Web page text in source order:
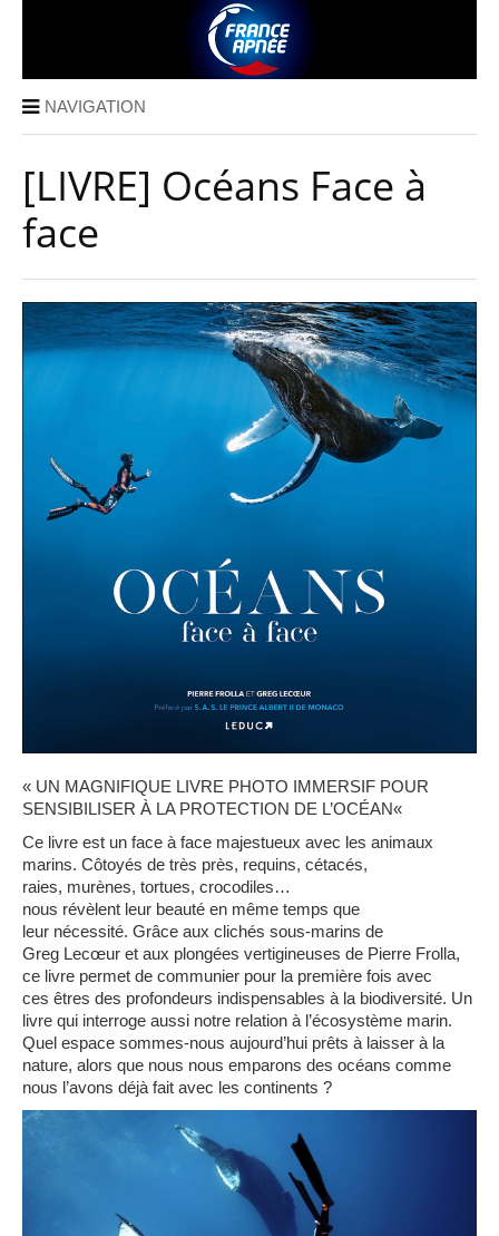
NAVIGATION
[LIVRE] Océans Face à
face
« UN MAGNIFIQUE LIVRE PHOTO IMMERSIF POUR
SENSIBILISER À LA PROTECTION DE L’OCÉAN«
Ce livre est un face à face majestueux avec les animaux
marins. Côtoyés de très près, requins, cétacés,
raies, murènes, tortues, crocodiles…
nous révèlent leur beaute ́ en même temps que
leur nécessité. Grâce aux clichés sous-marins de
Greg Lecœur et aux plongées vertigineuses de Pierre Frolla,
ce livre permet de communier pour la première fois avec
ces êtres des profondeurs indispensables à la biodiversité. Un
livre qui interroge aussi notre relation à l’écosystème marin.
Quel espace sommes-nous aujourd’hui prêts à laisser à la
nature, alors que nous nous emparons des océans comme
nous l’avons déjà fait avec les continents ?